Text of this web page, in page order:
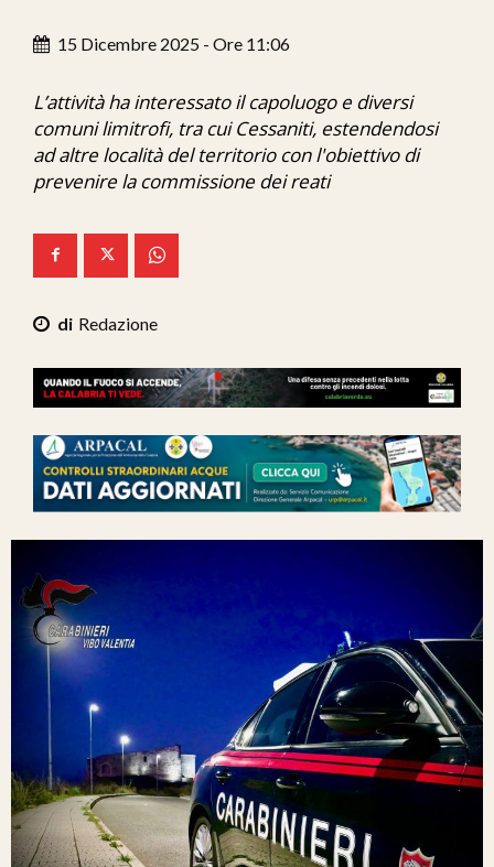
Ita-Mondo
C7 Play
Mix Zone
15 Dicembre 2025 - Ore 11:06
L’attività ha interessato il capoluogo e diversi
comuni limitrofi, tra cui Cessaniti, estendendosi
ad altre località del territorio con l'obiettivo di
prevenire la commissione dei reati
Redazione